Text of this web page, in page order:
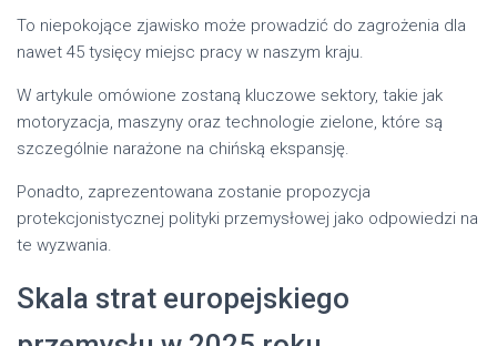
To niepokojące zjawisko może prowadzić do zagrożenia dla
nawet 45 tysięcy miejsc pracy w naszym kraju.
W artykule omówione zostaną kluczowe sektory, takie jak
motoryzacja, maszyny oraz technologie zielone, które są
szczególnie narażone na chińską ekspansję.
Ponadto, zaprezentowana zostanie propozycja
protekcjonistycznej polityki przemysłowej jako odpowiedzi na
te wyzwania.
Skala strat europejskiego